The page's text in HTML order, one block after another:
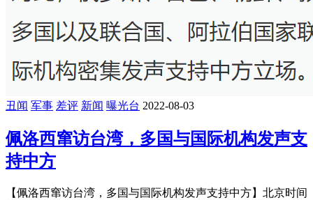
丑闻 军事 差评 新闻 曝光台 2022-08-03
佩洛西窜访台湾，多国与国际机构发声支
持中方
【佩洛西窜访台湾，多国与国际机构发声支持中方】北京时间